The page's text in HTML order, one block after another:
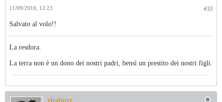
#33
11/09/2010, 13:23
Salvato al volo!!
La resdora.
La terra non è un dono dei nostri padri, bensì un prestito dei nostri figli.
ritabuzz